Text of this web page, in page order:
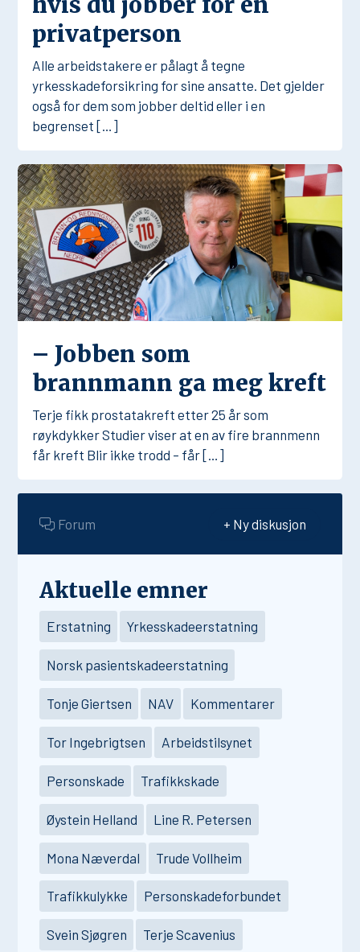
privatperson
Alle arbeidstakere er pålagt å tegne
yrkesskadeforsikring for sine ansatte. Det gjelder
også for dem som jobber deltid eller i en
begrenset […]
– Jobben som
brannmann ga meg kreft
Terje fikk prostatakreft etter 25 år som
røykdykker Studier viser at en av fire brannmenn
får kreft Blir ikke trodd – får […]
Forum + Ny diskusjon
Aktuelle emner
Erstatning Yrkesskadeerstatning
Norsk pasientskadeerstatning
Tonje Giertsen NAV Kommentarer
Tor Ingebrigtsen Arbeidstilsynet
Personskade Trafikkskade
Øystein Helland Line R. Petersen
Mona Næverdal Trude Vollheim
Trafikkulykke Personskadeforbundet
Svein Sjøgren Terje Scavenius